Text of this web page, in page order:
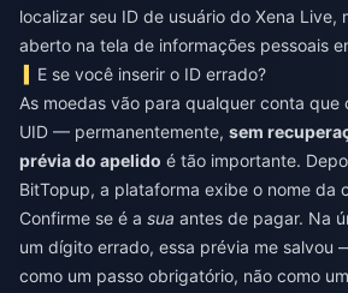
localizar seu ID de usuário do Xena Live,
aberto na tela de informações pessoais
E se você inserir o ID errado?
As moedas vão para qualquer conta que
UID — permanentemente, sem
prévia do apelido é tão importante.
BitTopup, a plataforma exibe o nome da
Confirme se é a sua antes de pagar. Na
um dígito errado, essa prévia me salvou
como um passo obrigatório, não como